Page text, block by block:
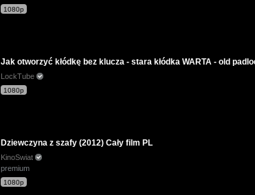
1080p
Jak otworzyć kłódkę bez klucza - stara kłódka WARTA - old
LockTube
1080p
Dziewczyna z szafy (2012) Cały film PL
KinoSwiat
premium
1080p